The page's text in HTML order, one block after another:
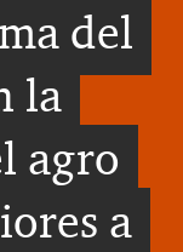
del
la
agro
a